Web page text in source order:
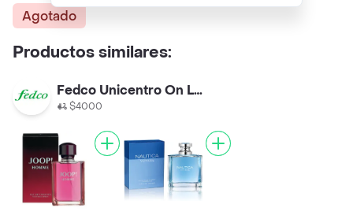
Agotado
Productos similares:
Fedco Unicentro On Line
$4000